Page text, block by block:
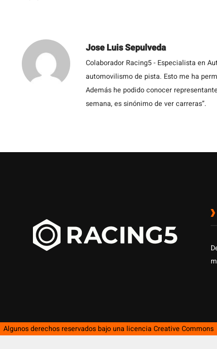
Jose Luis Sepulveda
Colaborador Racing5 - Especialista en
automovilismo de pista. Esto me ha
Además he podido conocer
semana, es sinónimo de ver carreras”.
Algunos derechos reservados bajo una licencia Creative Commons